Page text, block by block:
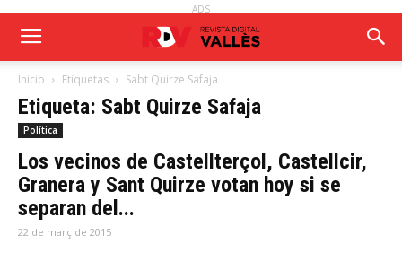
ADS
Inicio Etiquetas Sabt Quirze Safaja
Etiqueta: Sabt Quirze Safaja
Política
Los vecinos de Castellterçol, Castellcir,
Granera y Sant Quirze votan hoy si se
separan del...
22 de març de 2015